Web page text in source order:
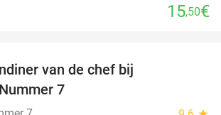
15,50€
van de chef bij
7